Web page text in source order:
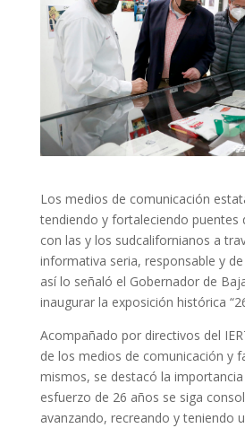
Los medios de comunicación
tendiendo y fortaleciendo puentes
con las y los sudcalifornianos a
informativa seria, responsable y
así lo señaló el Gobernador de
inaugurar la exposición histórica
Acompañado por directivos del
de los medios de comunicación y
mismos, se destacó la
esfuerzo de 26 años se siga
avanzando, recreando y teniendo